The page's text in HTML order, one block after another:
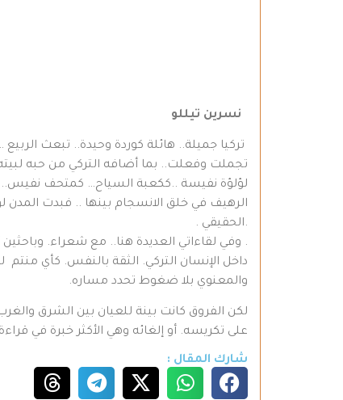
نسرين تيللو
تركيا جميلة.. هائلة كوردة وحيدة.. تبعث
تجملت وفعلت.. بما أضافه التركي من حبه
لؤلؤة نفيسة ..ككعبة السياح… كمتحف
الرهيف في خلق الانسجام بينها .. فبدت
.الحقيقي .
. وفي لقاءاتي العديدة هنا.. مع شعراء.
داخل الإنسان التركي. الثقة بالنفس. كأي
والمعنوي بلا ضغوط تحدد مساره.
لكن الفروق كانت بينة للعيان بين الشرق
على تكريسه. أو إلغائه وهي الأكثر خبرة في
شارك المقال :